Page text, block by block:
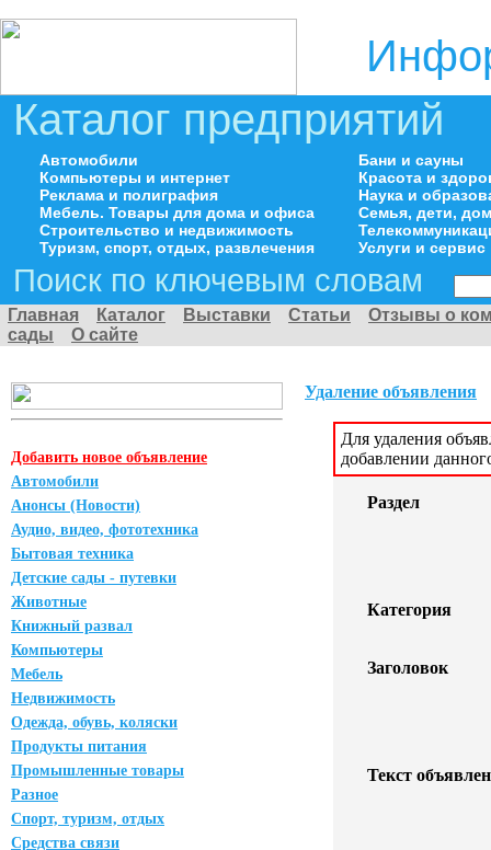
Каталог предприятий
Автомобили
Компьютеры и интернет
Реклама и полиграфия
Мебель. Товары для дома и офиса
Строительство и недвижимость
Туризм, спорт, отдых, развлечения
Бани и сауны
Красота и
Наука и
Семья, дети,
Услуги и сервис
Поиск по ключевым словам
Главная Каталог Выставки Статьи
Отзывы о
сады
О сайте
Добавить новое объявление
Автомобили
Анонсы (Новости)
Аудио, видео, фототехника
Бытовая техника
Детские сады - путевки
Животные
Книжный развал
Компьютеры
Мебель
Недвижимость
Одежда, обувь, коляски
Продукты питания
Промышленные товары
Разное
Спорт, туризм, отдых
Средства связи
Удаление объявления
Для удаления
добавлении
Раздел
Категория
Заголовок
Текст